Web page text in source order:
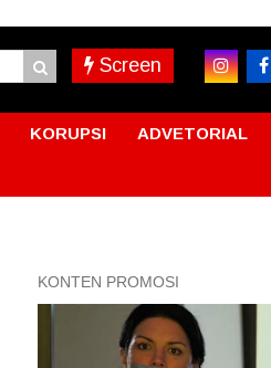
Screen
KORUPSI ADVETORIAL